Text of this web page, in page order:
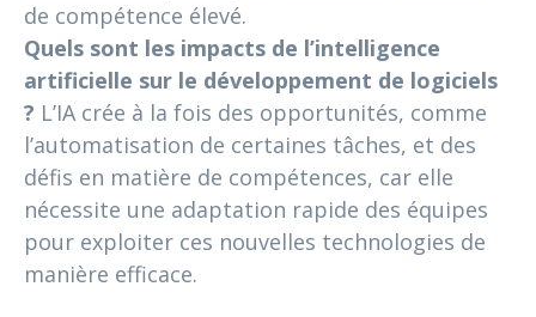
de compétence élevé.
Quels sont les impacts de l’intelligence
artificielle sur le développement de logiciels
? L’IA crée à la fois des opportunités, comme
l’automatisation de certaines tâches, et des
défis en matière de compétences, car elle
nécessite une adaptation rapide des équipes
pour exploiter ces nouvelles technologies de
manière efficace.